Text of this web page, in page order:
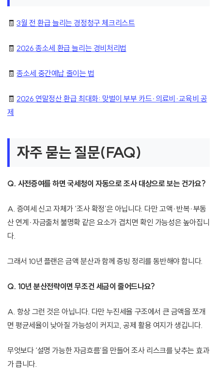
🧾3월 전 환급 늘리는 경정청구 체크리스트
🧾 2026 종소세 환급 늘리는 경비처리법
🧾종소세 중간예납 줄이는 법
🧾 2026 연말정산 환급 최대화: 맞벌이 부부 카드·의료비·교육비 공
제
자주 묻는 질문(FAQ)
Q. 사전증여를 하면 국세청이 자동으로 조사 대상으로 보는 건가요?
A. 증여세 신고 자체가 ‘조사 확정’은 아닙니다. 다만 고액·반복·부동
산 연계·자금출처 불명확 같은 요소가 겹치면 확인 가능성은 높아집니
다.
그래서 10년 플랜은 금액 분산과 함께 증빙 정리를 동반해야 합니다.
Q. 10년 분산전략이면 무조건 세금이 줄어드나요?
A. 항상 그런 것은 아닙니다. 다만 누진세율 구조에서 큰 금액을 쪼개
면 평균세율이 낮아질 가능성이 커지고, 공제 활용 여지가 생깁니다.
무엇보다 ‘설명 가능한 자금흐름’을 만들어 조사 리스크를 낮추는 효과
가 큽니다.